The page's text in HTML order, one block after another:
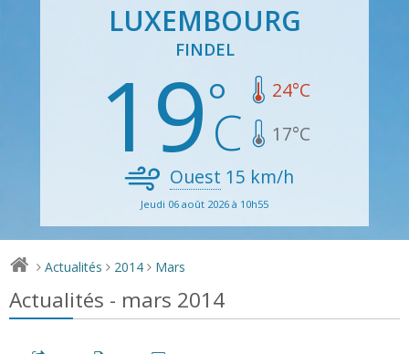
LUXEMBOURG
FINDEL
19 24°C
17°C
Ouest 15 km/h
Jeudi 06 août 2026 à 10h55
> Actualités > 2014 > Mars
Actualités - mars 2014